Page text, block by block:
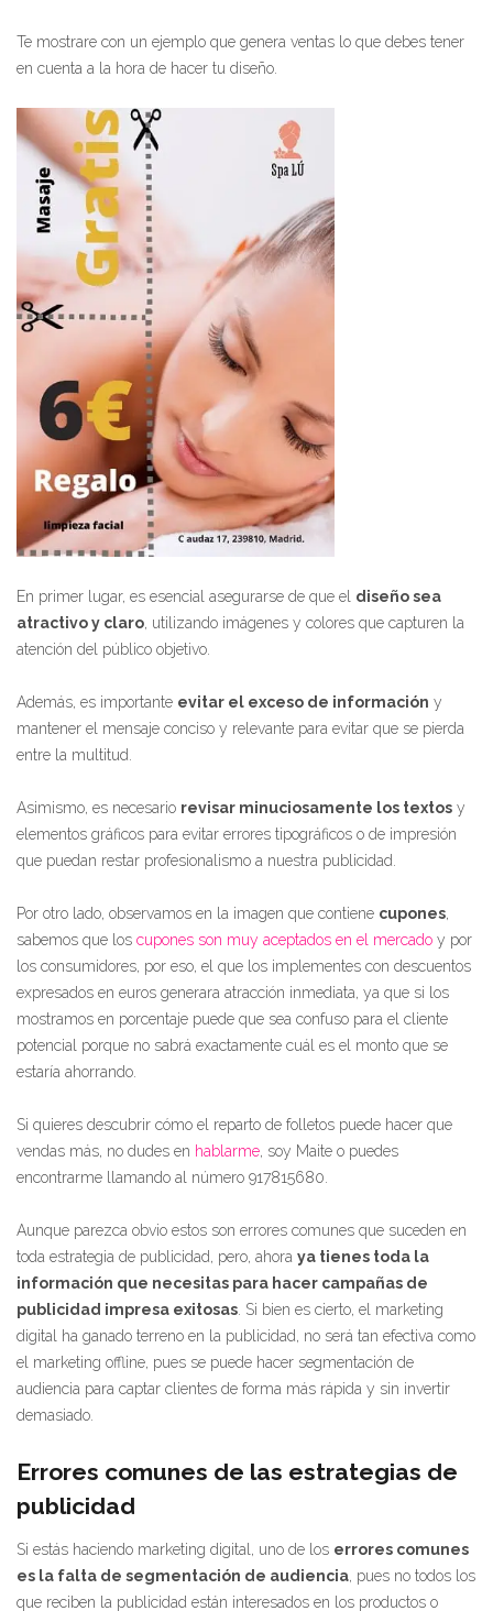
Te mostrare con un ejemplo que genera ventas lo que debes tener
en cuenta a la hora de hacer tu diseño.
En primer lugar, es esencial asegurarse de que el diseño sea
atractivo y claro, utilizando imágenes y colores que capturen la
atención del público objetivo.
Además, es importante evitar el exceso de información y
mantener el mensaje conciso y relevante para evitar que se pierda
entre la multitud.
Asimismo, es necesario revisar minuciosamente los textos y
elementos gráficos para evitar errores tipográficos o de impresión
que puedan restar profesionalismo a nuestra publicidad.
Por otro lado, observamos en la imagen que contiene cupones,
sabemos que los cupones son muy aceptados en el mercado y por
los consumidores, por eso, el que los implementes con descuentos
expresados en euros generara atracción inmediata, ya que si los
mostramos en porcentaje puede que sea confuso para el cliente
potencial porque no sabrá exactamente cuál es el monto que se
estaría ahorrando.
Si quieres descubrir cómo el reparto de folletos puede hacer que
vendas más, no dudes en hablarme, soy Maite o puedes
encontrarme llamando al número 917815680.
Aunque parezca obvio estos son errores comunes que suceden en
toda estrategia de publicidad, pero, ahora ya tienes toda la
información que necesitas para hacer campañas de
publicidad impresa exitosas. Si bien es cierto, el marketing
digital ha ganado terreno en la publicidad, no será tan efectiva como
el marketing offline, pues se puede hacer segmentación de
audiencia para captar clientes de forma más rápida y sin invertir
demasiado.
Errores comunes de las estrategias de
publicidad
Si estás haciendo marketing digital, uno de los errores comunes
es la falta de segmentación de audiencia , pues no todos los
que reciben la publicidad están interesados en los productos o